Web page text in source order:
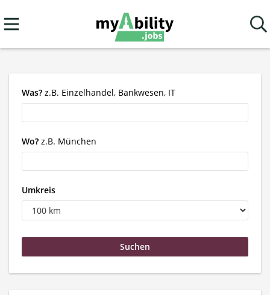
Was? z.B. Einzelhandel, Bankwesen, IT
Wo? z.B. München
Umkreis